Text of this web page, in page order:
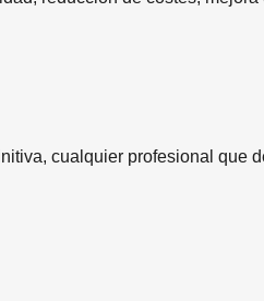
cualquier profesional que